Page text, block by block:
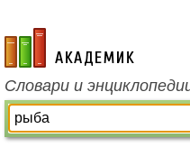
academic.ru
Словари и